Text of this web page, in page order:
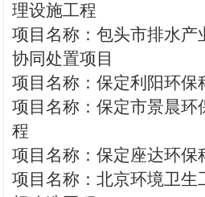
理设施工程
项目名称：包头市排水
协同处置项目
项目名称：保定利阳环
项目名称：保定市景晨
程
项目名称：保定座达环
项目名称：北京环境卫